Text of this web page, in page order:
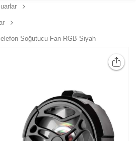
Soğutucu Fan RGB Siyah